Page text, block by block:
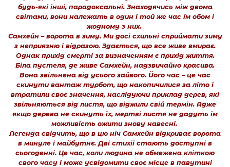
будь-які інші, парадоксальні. Знаходячись між двома
світами, вони належать в один і той же час їм обом і
жодному з них.
Самхейн – ворота в зиму. Ми досі схильні сприймати зиму
з неприязню і відразою. Здається, що все живе вмирає.
Однак прихід смерті за визначенням є прихід життя.
Біла пустеля, де живе Самхейн, надзвичайно красива.
Вона звільнена від усього зайвого. Його час – це час
скинути вантаж турбот, що накопичилися за літо і
втратили своє значення, наслідуючи приклад дерев, які
звільняються від листя, що віджили свій термін. Адже
якщо дерева не скинуть їх, мертві листя не дадуть їм
можливість ожити знову навесні.
Легенда свідчить, що в цю ніч Самхейн відкриває ворота
в минуле і майбутнє. Дві стихії стають доступні в
сьогоденні. Це час, коли людина не обмежена кліткою
свого часу і може усвідомити своє місце в павутині